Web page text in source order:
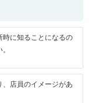
時に知ることになるの
、店員のイメージがあ